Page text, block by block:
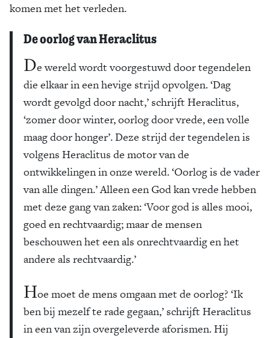
komen met het verleden.
De oorlog van Heraclitus
De wereld wordt voorgestuwd door tegendelen
die elkaar in een hevige strijd opvolgen. ‘Dag
wordt gevolgd door nacht,’ schrijft Heraclitus,
‘zomer door winter, oorlog door vrede, een volle
maag door honger’. Deze strijd der tegendelen is
volgens Heraclitus de motor van de
ontwikkelingen in onze wereld. ‘Oorlog is de vader
van alle dingen.’ Alleen een God kan vrede hebben
met deze gang van zaken: ‘Voor god is alles mooi,
goed en rechtvaardig; maar de mensen
beschouwen het een als onrechtvaardig en het
andere als rechtvaardig.’
Hoe moet de mens omgaan met de oorlog? ‘Ik
ben bij mezelf te rade gegaan,’ schrijft Heraclitus
in een van zijn overgeleverde aforismen. Hij